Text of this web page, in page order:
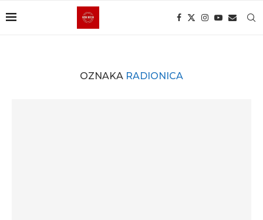
OZNAKA RADIONICA